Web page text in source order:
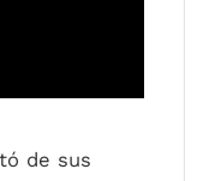
de sus